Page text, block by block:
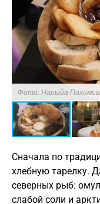
Фото: Нарыйа
Сначала по
хлебную тарелку.
северных рыб:
слабой соли и